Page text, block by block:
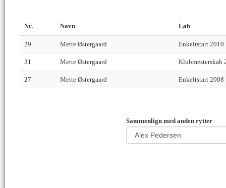
Nr. Navn Løb
29 Mette Østergaard Enkeltstart 2010
31 Mette Østergaard Klubmesterskab
27 Mette Østergaard Enkeltstart 2008
Sammenlign med anden rytter